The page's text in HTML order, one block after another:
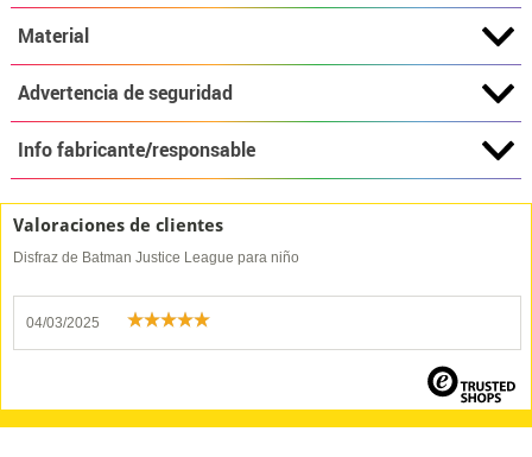
Material
Advertencia de seguridad
Info fabricante/responsable
Valoraciones de clientes
Disfraz de Batman Justice League para niño
04/03/2025